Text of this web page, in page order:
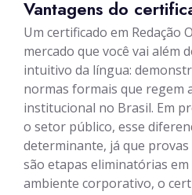
Vantagens do
Um certificado em Redação
mercado que você vai além
intuitivo da língua:
normas formais que regem
institucional no Brasil. Em
o setor público, esse
determinante, já que provas
são etapas eliminatórias
ambiente corporativo, o